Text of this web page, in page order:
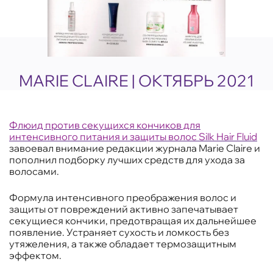
MARIE CLAIRE | ОКТЯБРЬ 2021
Флюид против секущихся кончиков для
интенсивного питания и защиты волос Silk Hair Fluid
завоевал внимание редакции журнала Marie Claire и
пополнил подборку лучших средств для ухода за
волосами.
Формула интенсивного преображения волос и
защиты от повреждений активно запечатывает
секущиеся кончики, предотвращая их дальнейшее
появление. Устраняет сухость и ломкость без
утяжеления, а также обладает термозащитным
эффектом.